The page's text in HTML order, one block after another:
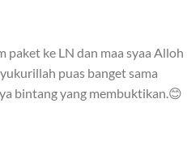
ke LN dan maa syaa Alloh
puas banget sama
bintang yang membuktikan.😊